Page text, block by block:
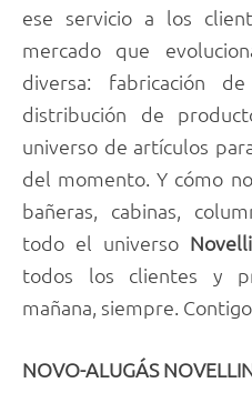
ese servicio a los
mercado que
diversa: fabricación
distribución de
universo de artículos
del momento. Y cómo
bañeras, cabinas,
todo el universo
todos los clientes y
mañana, siempre.
NOVO-ALUGÁS